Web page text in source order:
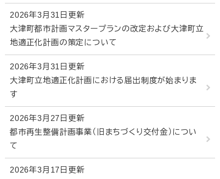
2026年3月31日更新
大津町都市計画マスタープランの改定および大津町立
地適正化計画の策定について
2026年3月31日更新
大津町立地適正化計画における届出制度が始まりま
す
2026年3月27日更新
都市再生整備計画事業（旧まちづくり交付金）につい
て
2026年3月17日更新